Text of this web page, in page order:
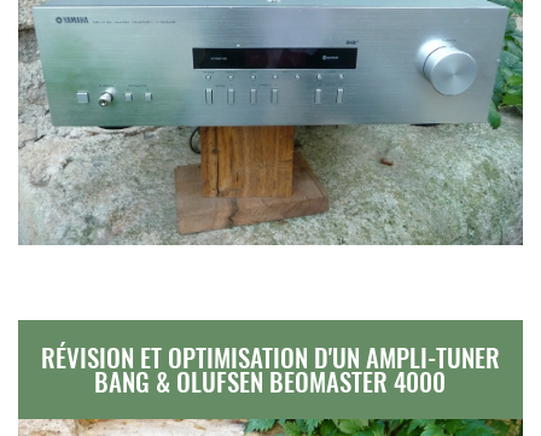
RÉVISION ET OPTIMISATION D'UN AMPLI-TUNER
BANG & OLUFSEN BEOMASTER 4000